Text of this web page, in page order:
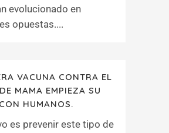
evolucionado en
opuestas....
VACUNA CONTRA EL
MAMA EMPIEZA SU
HUMANOS.
es prevenir este tipo de